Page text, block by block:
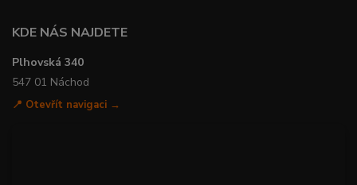
KDE NÁS NAJDETE
Plhovská 340
547 01 Náchod
📍 Otevřít navigaci →